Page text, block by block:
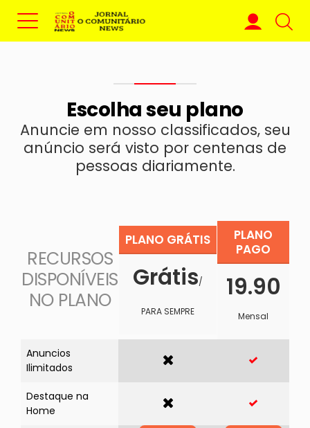
Escolha seu plano
Anuncie em nosso classificados, seu
anúncio será visto por centenas de
pessoas diariamente.
RECURSOS
DISPONÍVEIS
NO PLANO
PLANO GRÁTIS
Grátis/
PARA SEMPRE
PLANO
PAGO
19.90
Mensal
Anuncios
Ilimitados
Destaque na
Home